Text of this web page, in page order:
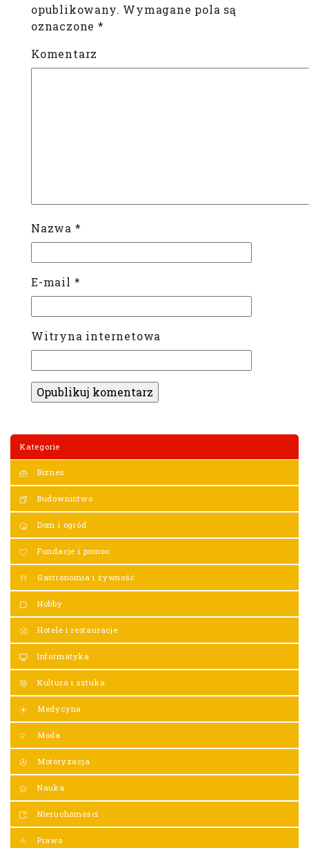
Kategorie
Biznes
Budownictwo
Dom i ogród
Fundacje i pomoc
Gastronomia i żywność
Hobby
Hotele i restauracje
Informatyka
Kultura i sztuka
Medycyna
Moda
Motoryzacja
Nauka
Nieruchomości
Prawo
opublikowany. Wymagane pola są
oznaczone*
Komentarz
Nazwa *
E-mail *
Witryna internetowa